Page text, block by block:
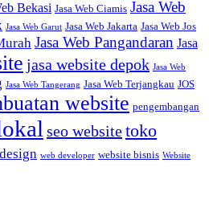
Bekasi Jasa Web Ciamis Jasa Web
Jasa Web Garut Jasa Web Jakarta Jasa Web Jos
Jasa Web Pangandaran Jasa
jasa website depok Jasa Web
Jasa Web Tangerang Jasa Web Terjangkau JOS
website pengembangan
seo websitetoko
web developer website bisnis Website